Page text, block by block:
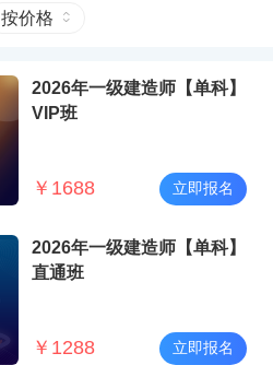
按价格
2026年一级建造师【单科】
VIP班
￥ 1688 立即报名
2026年一级建造师【单科】
直通班
￥ 1288 立即报名